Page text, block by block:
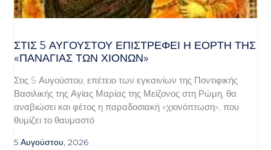
ΣΤΙΣ 5 ΑΥΓΟΎΣΤΟΥ ΕΠΙΣΤΡΈΦΕΙ Η ΕΟΡΤΉ ΤΗΣ
«ΠΑΝΑΓΊΑΣ ΤΩΝ ΧΙΌΝΩΝ»
Στις 5 Αυγούστου, επέτειο των εγκαινίων της Ποντιφικής
Βασιλικής της Αγίας Μαρίας της Μείζονος στη Ρώμη, θα
αναβιώσει και φέτος η παραδοσιακή «χιονόπτωση», που
θυμίζει το θαυμαστό
5 Αυγούστου, 2026